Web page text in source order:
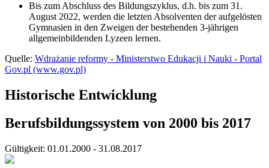
Bis zum Abschluss des Bildungszyklus, d.h. bis zum 31.
August 2022, werden die letzten Absolventen der aufgelösten
Gymnasien in den Zweigen der bestehenden 3-jährigen
allgemeinbildenden Lyzeen lernen.
Quelle: Wdrażanie reformy - Ministerstwo Edukacji i Nauki - Portal
Gov.pl (www.gov.pl)
Historische Entwicklung
Berufsbildungssystem von 2000 bis 2017
Gültigkeit: 01.01.2000 - 31.08.2017